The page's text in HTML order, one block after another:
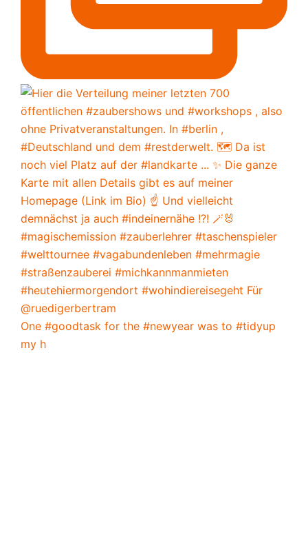
One #goodtask for the #newyear was to #tidyup
my h